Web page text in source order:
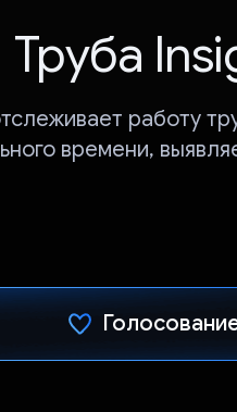
Труба
работу
времени,